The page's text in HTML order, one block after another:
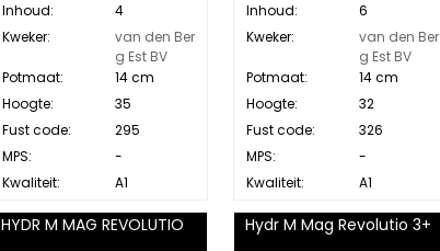
Inhoud:
4
Kweker:
van den Ber
g Est BV
Potmaat:
14 cm
Hoogte:
35
Fust code:
295
MPS:
-
Kwaliteit:
A1
Inhoud:
6
Kweker:
van den Ber
g Est BV
Potmaat:
14 cm
Hoogte:
32
Fust code:
326
MPS:
-
Kwaliteit:
A1
HYDR M MAG REVOLUTIO Hydr M Mag Revolutio 3+